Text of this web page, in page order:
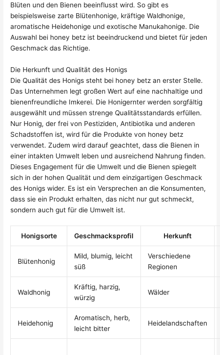
Blüten und den Bienen beeinflusst wird. So gibt es
beispielsweise zarte Blütenhonige, kräftige Waldhonige,
aromatische Heidehonige und exotische Manukahonige. Die
Auswahl bei honey betz ist beeindruckend und bietet für jeden
Geschmack das Richtige.
Die Herkunft und Qualität des Honigs
Die Qualität des Honigs steht bei honey betz an erster Stelle.
Das Unternehmen legt großen Wert auf eine nachhaltige und
bienenfreundliche Imkerei. Die Honigernter werden sorgfältig
ausgewählt und müssen strenge Qualitätsstandards erfüllen.
Nur Honig, der frei von Pestiziden, Antibiotika und anderen
Schadstoffen ist, wird für die Produkte von honey betz
verwendet. Zudem wird darauf geachtet, dass die Bienen in
einer intakten Umwelt leben und ausreichend Nahrung finden.
Dieses Engagement für die Umwelt und die Bienen spiegelt
sich in der hohen Qualität und dem einzigartigen Geschmack
des Honigs wider. Es ist ein Versprechen an die Konsumenten,
dass sie ein Produkt erhalten, das nicht nur gut schmeckt,
sondern auch gut für die Umwelt ist.
Honigsorte Geschmacksprofil Herkunft
Blütenhonig
Mild, blumig, leicht
süß
Verschiedene
Regionen
Waldhonig
Kräftig, harzig,
würzig
Wälder
Heidehonig
Aromatisch, herb,
leicht bitter
Heidelandschaften